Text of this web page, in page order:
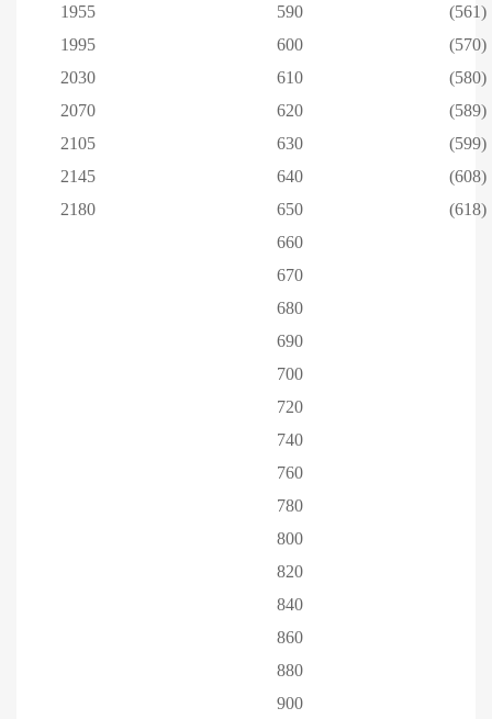
1955
590
(561)
1995
600
(570)
2030
610
(580)
2070
620
(589)
2105
630
(599)
2145
640
(608)
2180
650
(618)
660
670
680
690
700
720
740
760
780
800
820
840
860
880
900